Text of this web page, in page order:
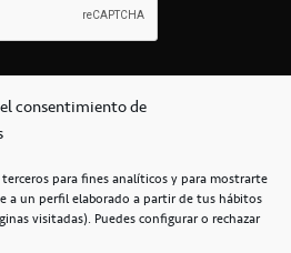
consentimiento de
para fines analíticos y para mostrarte
a un perfil elaborado a partir de tus hábitos
visitadas). Puedes configurar o rechazar